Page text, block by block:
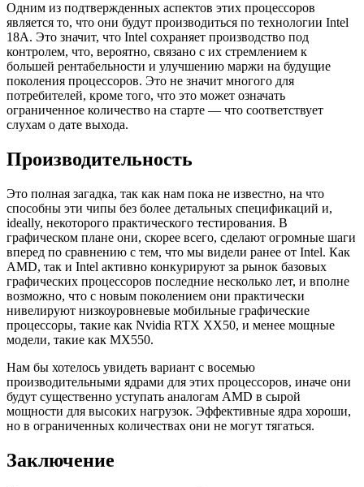
Одним из подтвержденных аспектов этих процессоров
является то, что они будут производиться по технологии Intel
18A. Это значит, что Intel сохраняет производство под
контролем, что, вероятно, связано с их стремлением к
большей рентабельности и улучшению маржи на будущие
поколения процессоров. Это не значит многого для
потребителей, кроме того, что это может означать
ограниченное количество на старте — что соответствует
слухам о дате выхода.
Производительность
Это полная загадка, так как нам пока не известно, на что
способны эти чипы без более детальных спецификаций и,
ideally, некоторого практического тестирования. В
графическом плане они, скорее всего, сделают огромные шаги
вперед по сравнению с тем, что мы видели ранее от Intel. Как
AMD, так и Intel активно конкурируют за рынок базовых
графических процессоров последние несколько лет, и вполне
возможно, что с новым поколением они практически
нивелируют низкоуровневые мобильные графические
процессоры, такие как Nvidia RTX XX50, и менее мощные
модели, такие как MX550.
Нам бы хотелось увидеть вариант с восемью
производительными ядрами для этих процессоров, иначе они
будут существенно уступать аналогам AMD в сырой
мощности для высоких нагрузок. Эффективные ядра хороши,
но в ограниченных количествах они не могут тягаться.
Заключение